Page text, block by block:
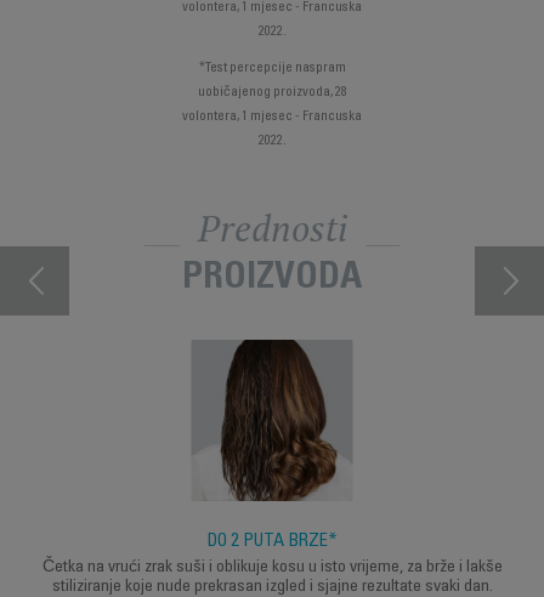
volontera, 1 mjesec - Francuska
2022.
*Test percepcije naspram
uobičajenog proizvoda, 28
volontera, 1 mjesec - Francuska
2022.
Prednosti
PROIZVODA
DO 2 PUTA BRŽE*
Četka na vrući zrak suši i oblikuje kosu u isto vrijeme, za brže i lakše
stiliziranje koje nude prekrasan izgled i sjajne rezultate svaki dan.